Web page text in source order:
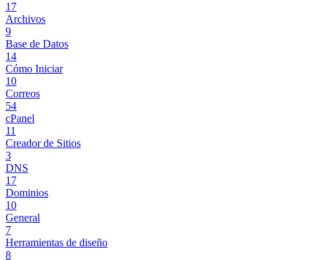
17
Archivos
9
Base de Datos
14
Cómo Iniciar
10
Correos
54
cPanel
11
Creador de Sitios
3
DNS
17
Dominios
10
General
7
Herramientas de diseño
8